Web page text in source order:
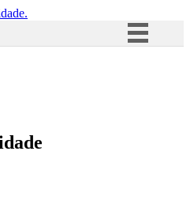
Acesso à informação